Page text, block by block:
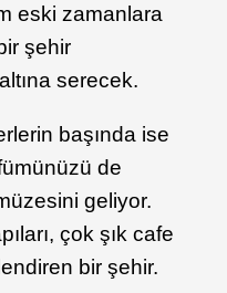
eski zamanlara
şehir
serecek.
başında ise
de
geliyor.
çok şık cafe
bir şehir.